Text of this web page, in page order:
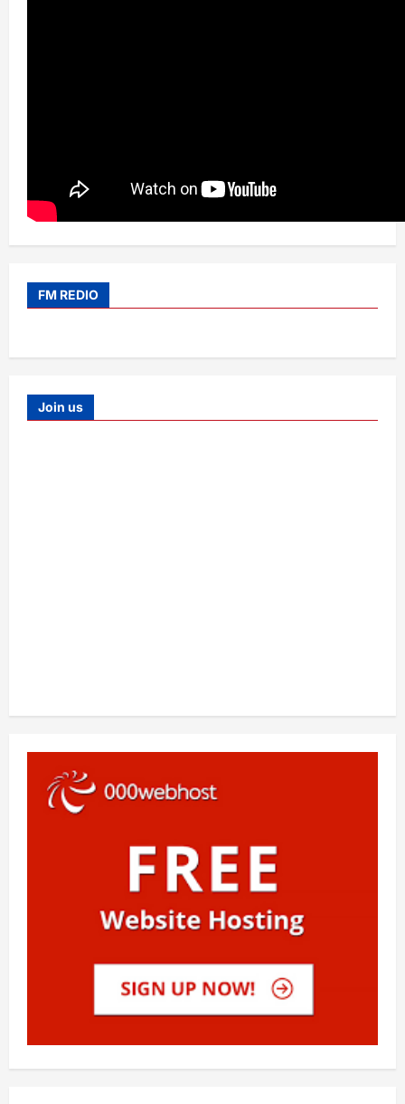
FM REDIO
Join us